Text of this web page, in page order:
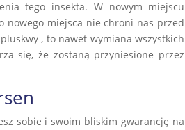
tego insekta. W nowym miejscu
nowego miejsca nie chroni nas przed
, to nawet wymiana wszystkich
się, że zostaną przyniesione przez
sobie i swoim bliskim gwarancję na